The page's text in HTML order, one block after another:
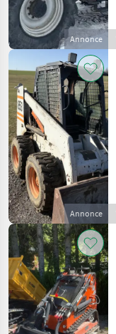
Annonce
Annonce